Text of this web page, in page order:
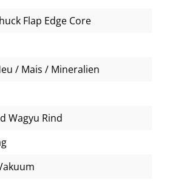
Flap Edge Core
/ Mais / Mineralien
Wagyu Rind